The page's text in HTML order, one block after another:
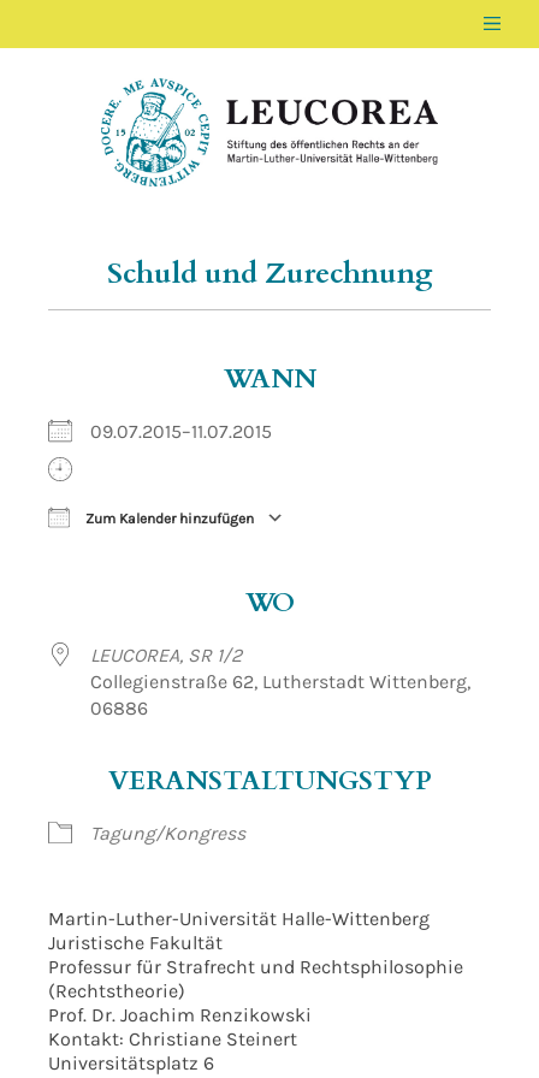
LEUCOREA DE
Stiftung des öffentlichen Rechts an der
Schuld und Zurechnung
WANN
09.07.2015–11.07.2015
Zum Kalender hinzufügen
WO
LEUCOREA, SR 1/2
Collegienstraße 62, Lutherstadt Wittenberg,
06886
VERANSTALTUNGSTYP
Tagung/Kongress
Martin-Luther-Universität Halle-Wittenberg
Juristische Fakultät
Professur für Strafrecht und Rechtsphilosophie
(Rechtstheorie)
Prof. Dr. Joachim Renzikowski
Kontakt: Christiane Steinert
Universitätsplatz 6